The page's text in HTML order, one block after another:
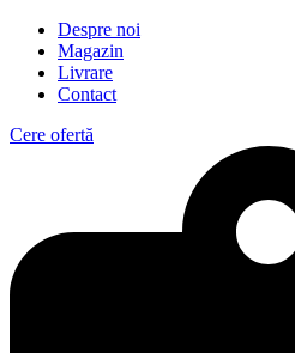
Despre noi
Magazin
Livrare
Contact
Cere ofertă